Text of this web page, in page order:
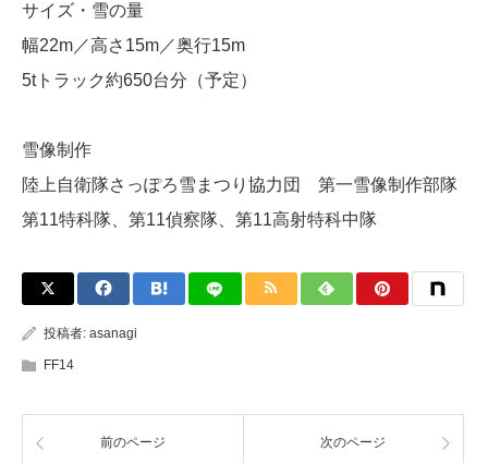
サイズ・雪の量
幅22m／高さ15m／奥行15m
5tトラック約650台分（予定）
雪像制作
陸上自衛隊さっぽろ雪まつり協力団 第一雪像制作部隊
第11特科隊、第11偵察隊、第11高射特科中隊
投稿者: asanagi
FF14
前のページ 次のページ